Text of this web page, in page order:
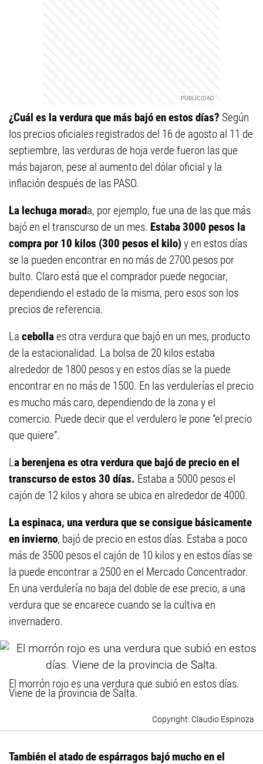
¿Cuál es la verdura que más bajó en estos días? Según
los precios oficiales registrados del 16 de agosto al 11 de
septiembre, las verduras de hoja verde fueron las que
más bajaron, pese al aumento del dólar oficial y la
inflación después de las PASO.
La lechuga morada, por ejemplo, fue una de las que más
bajó en el transcurso de un mes. Estaba 3000 pesos la
compra por 10 kilos (300 pesos el kilo)y en estos días
se la pueden encontrar en no más de 2700 pesos por
bulto. Claro está que el comprador puede negociar,
dependiendo el estado de la misma, pero esos son los
precios de referencia.
La cebollaes otra verdura que bajó en un mes, producto
de la estacionalidad. La bolsa de 20 kilos estaba
alrededor de 1800 pesos y en estos días se la puede
encontrar en no más de 1500. En las verdulerías el precio
es mucho más caro, dependiendo de la zona y el
comercio. Puede decir que el verdulero le pone “el precio
que quiere”.
La berenjena es otra verdura que bajó de precio en el
transcurso de estos 30 días. Estaba a 5000 pesos el
cajón de 12 kilos y ahora se ubica en alrededor de 4000.
La espinaca, una verdura que se consigue básicamente
en invierno, bajó de precio en estos días. Estaba a poco
más de 3500 pesos el cajón de 10 kilos y en estos días se
la puede encontrar a 2500 en el Mercado Concentrador.
En una verdulería no baja del doble de ese precio, a una
verdura que se encarece cuando se la cultiva en
invernadero.
El morrón rojo es una verdura que subió en estos días.
Viene de la provincia de Salta.
Claudio Espinoza
También el atado de espárragos bajó mucho en el